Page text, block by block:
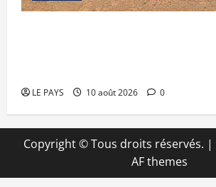
LE PAYS 10 août 2026 0
Copyright © Tous droits réservés. |
AF themes